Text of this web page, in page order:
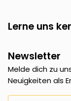
Lerne uns
Newsletter
Melde dich zu
Neuigkeiten als